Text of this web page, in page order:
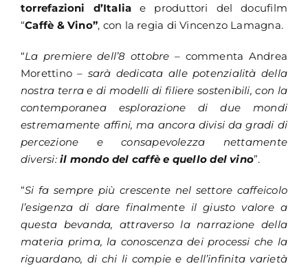
torrefazioni d’Italiae produttori del docufilm
“Caffè & Vino”, con la regia di Vincenzo Lamagna.
“La premiere dell’8 ottobre – commenta Andrea
Morettino– sarà dedicata alle potenzialità della
nostra terra e di modelli di filiere sostenibili, con la
contemporanea esplorazione di due mondi
estremamente affini, ma ancora divisi da gradi di
percezione e consapevolezza nettamente
diversi:il mondo del caffè e quello del vino”.
“Si fa sempre più crescente nel settore caffeicolo
l’esigenza di dare finalmente il giusto valore a
questa bevanda, attraverso la narrazione della
materia prima, la conoscenza dei processi che la
riguardano, di chi li compie e dell’infinita varietà